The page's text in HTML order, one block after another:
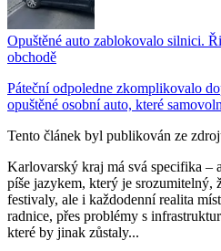
Opuštěné auto zablokovalo silnici.
obchodě
Páteční odpoledne zkomplikovalo
opuštěné osobní auto, které
Tento článek byl publikován ze
Karlovarský kraj má svá specifika –
píše jazykem, který je srozumitelný,
festivaly, ale i každodenní realita
radnice, přes problémy s
které by jinak zůstaly...